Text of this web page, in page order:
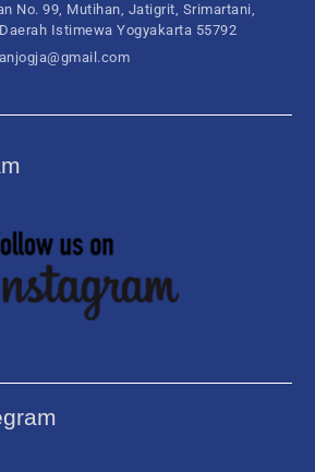
No. 99, Mutihan, Jatigrit, Srimartani,
Istimewa Yogyakarta 55792